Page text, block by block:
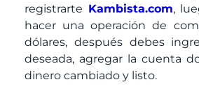
registrarte Kambista.com,
hacer una operación de
dólares, después debes
deseada, agregar la cuenta
dinero cambiado y listo.